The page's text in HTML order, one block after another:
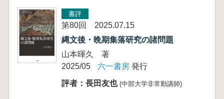
書評
第80回 2025.07.15
縄文後・晩期集落研究の諸問題
山本暉久 著
2025/05
六一書房 発行
評者：長田友也 (中部大学非常勤講師)